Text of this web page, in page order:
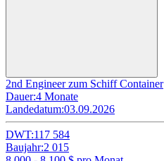
2nd Engineer zum Schiff Container
Dauer:4 Monate
Landedatum:03.09.2026
DWT:117 584
Baujahr:2 015